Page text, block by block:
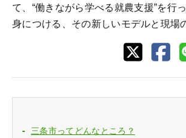
て、“働きながら学べる就農支援”を行
身につける、その新しいモデルと現場
三条市ってどんなところ？